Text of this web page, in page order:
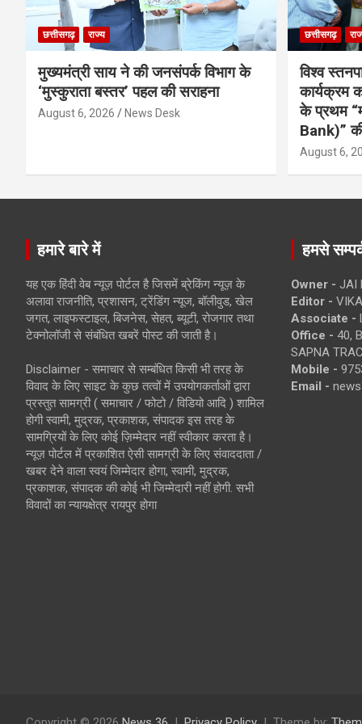
छत्तीसगढ़ राज्य
मुख्यमंत्री साय ने की जनसंपर्क विभाग के
‘मुस्कुराता बस्तर’ पहल की सराहना
August 6, 2026 News Desk
छत्तीसगढ़
विश्व
कार्यक्रम
के प्रथम
Bank)”
August 6,
हमारे बारे में
यह एक हिंदी वेब न्यूज़ पोर्टल है जिसमें ब्रेकिंग न्यूज़ के
अलावा राजनीति, प्रशासन, ट्रेंडिंग न्यूज, बॉलीवुड, खेल
जगत, लाइफस्टाइल, बिजनेस, सेहत, ब्यूटी, रोजगार तथा
टेक्नोलॉजी से संबंधित खबरें पोस्ट की जाती है।
Disclaimer - समाचार से सम्बंधित किसी भी तरह के
विवाद के लिए साइट के कुछ तत्वों में उपयोगकर्ताओं द्वारा
प्रस्तुत सामग्री ( समाचार / फोटो / विडियो आदि ) शामिल
होगी स्वामी, मुद्रक, प्रकाशक, संपादक इस तरह के
सामग्रियों के लिए कोई ज़िम्मेदार नहीं स्वीकार करता है।
न्यूज़ पोर्टल में प्रकाशित ऐसी सामग्री के लिए संवाददाता /
खबर देने वाला स्वयं जिम्मेदार होगा, स्वामी, मुद्रक,
प्रकाशक, संपादक की कोई भी जिम्मेदारी नहीं होगी. सभी
विवादों का न्यायक्षेत्र रायपुर होगा
हमसे
Owner - JAI
Editor -
Associate -
Office - 40,
SAPNA
Mobile -
Email -